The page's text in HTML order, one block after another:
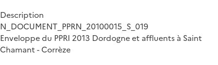
Description
N_DOCUMENT_PPRN_20100015_S_019
Enveloppe du PPRI 2013 Dordogne et affluents à Saint
Chamant - Corrèze